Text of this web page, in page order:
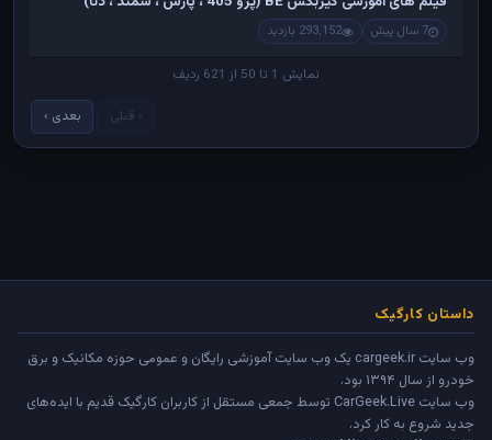
7 سال پیش 293,152 بازدید
نمایش 1 تا 50 از 621 ردیف
‹ قبلی بعدی ›
داستان کارگیک
وب سایت cargeek.ir یک وب سایت آموزشی رایگان و عمومی حوزه مکانیک و برق
خودرو از سال ۱۳۹۴ بود.
وب سایت CarGeek.Live توسط جمعی مستقل از کاربران کارگیک قدیم با ایده‌های
جدید شروع به کار کرد.